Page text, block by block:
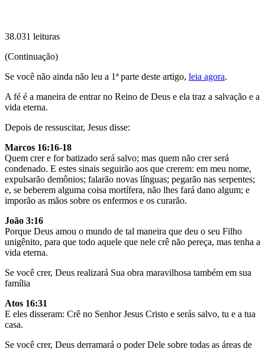
38.031 leituras
(Continuação)
Se você não ainda não leu a 1ª parte deste artigo, leia agora.
A fé é a maneira de entrar no Reino de Deus e ela traz a salvação e a
vida eterna.
Depois de ressuscitar, Jesus disse:
Marcos 16:16-18
Quem crer e for batizado será salvo; mas quem não crer será
condenado. E estes sinais seguirão aos que crerem: em meu nome,
expulsarão demônios; falarão novas línguas; pegarão nas serpentes;
e, se beberem alguma coisa mortífera, não lhes fará dano algum; e
imporão as mãos sobre os enfermos e os curarão.
João 3:16
Porque Deus amou o mundo de tal maneira que deu o seu Filho
unigênito, para que todo aquele que nele crê não pereça, mas tenha a
vida eterna.
Se você crer, Deus realizará Sua obra maravilhosa também em sua
família
Atos 16:31
E eles disseram: Crê no Senhor Jesus Cristo e serás salvo, tu e a tua
casa.
Se você crer, Deus derramará o poder Dele sobre todas as áreas de